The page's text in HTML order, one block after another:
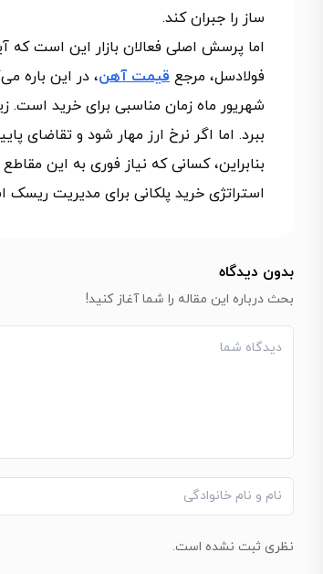
ساز را جبران کند.
اما پرسش اصلی فعالان بازار این است که
فولادسل، مرجع قیمت آهن، در این باره
شهریور ماه زمان مناسبی برای خرید است.
ببرد. اما اگر نرخ ارز مهار شود و تقاضای
بنابراین، کسانی که نیاز فوری به این
استراتژی خرید پلکانی برای مدیریت ریسک
بدون دیدگاه
بحث درباره این مقاله را شما آغاز کنید!
نظری ثبت نشده است.